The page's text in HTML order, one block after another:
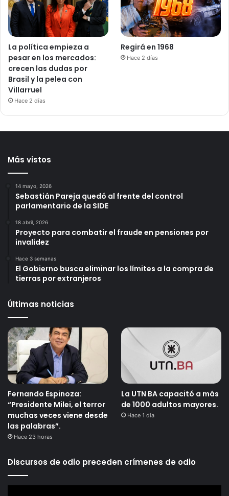
La política empieza a
pesar en los mercados:
crecen las dudas por
Brasil y la pelea con
Villarruel
Hace 2 días
Regirá en 1968
Hace 2 días
Más vistos
14 mayo, 2026
Sebastián Pareja quedó al frente del control
parlamentario de la SIDE
18 abril, 2026
Proyecto para combatir el fraude en pensiones por
invalidez
Hace 3 semanas
El Gobierno busca eliminar los límites a la compra de
tierras por extranjeros
Últimas noticias
Fernando Espinoza:
“Presidente Milei, el terror
muchas veces viene desde
las palabras”.
Hace 23 horas
La UTN BA capacitó a más
de 1000 adultos mayores.
Hace 1 día
Discursos de odio preceden crímenes de odio